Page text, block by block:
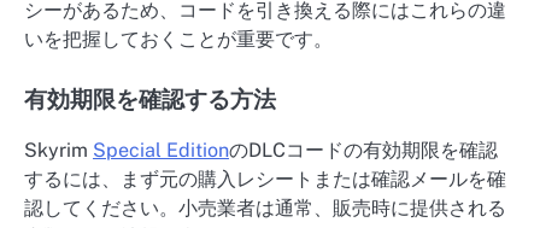
シーがあるため、コードを引き換える際にはこれらの違
いを把握しておくことが重要です。
有効期限を確認する方法
Skyrim Special EditionのDLCコードの有効期限を確認
するには、まず元の購入レシートまたは確認メールを確
認してください。小売業者は通常、販売時に提供される